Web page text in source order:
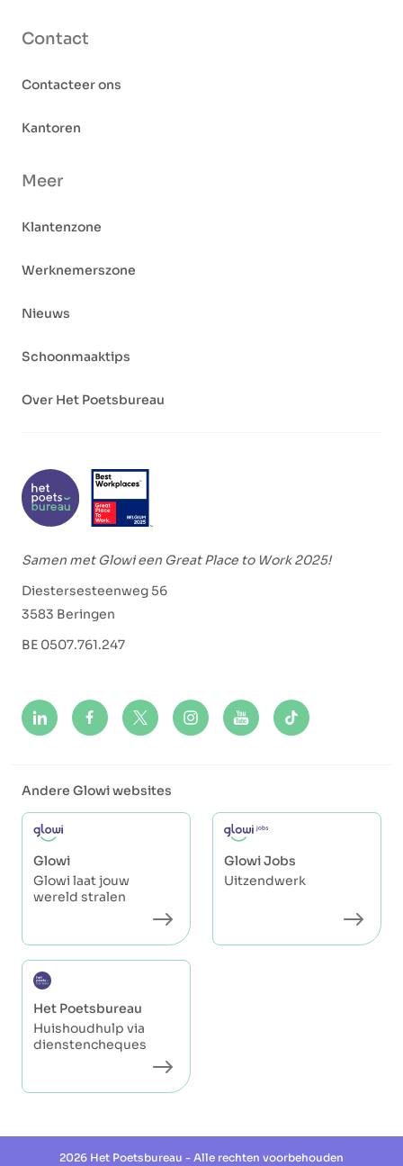
Samen met Glowi een Great Place to Work 2025!
Diestersesteenweg 56
3583 Beringen
BE 0507.761.247
Contact
Contacteer ons
Kantoren
Meer
Klantenzone
Werknemerszone
Nieuws
Schoonmaaktips
Over Het Poetsbureau
Andere Glowi websites
Glowi
Glowi laat jouw
wereld stralen
Glowi Jobs
Uitzendwerk
Het Poetsbureau
Huishoudhulp via
dienstencheques
2026 Het Poetsbureau - Alle rechten voorbehouden